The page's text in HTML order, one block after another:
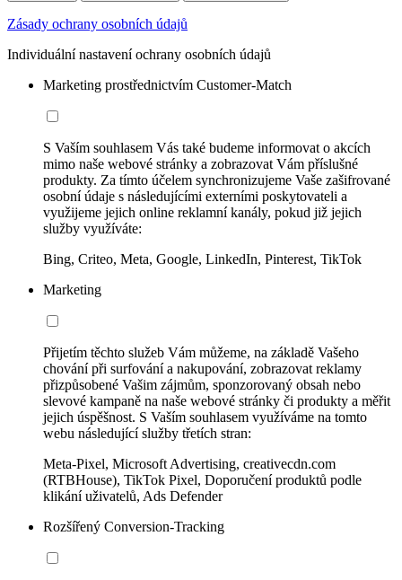
Zásady ochrany osobních údajů
Individuální nastavení ochrany osobních údajů
Marketing prostřednictvím Customer-Match
S Vaším souhlasem Vás také budeme informovat o akcích
mimo naše webové stránky a zobrazovat Vám příslušné
produkty. Za tímto účelem synchronizujeme Vaše zašifrované
osobní údaje s následujícími externími poskytovateli a
využijeme jejich online reklamní kanály, pokud již jejich
služby využíváte:
Bing, Criteo, Meta, Google, LinkedIn, Pinterest, TikTok
Marketing
Přijetím těchto služeb Vám můžeme, na základě Vašeho
chování při surfování a nakupování, zobrazovat reklamy
přizpůsobené Vašim zájmům, sponzorovaný obsah nebo
slevové kampaně na naše webové stránky či produkty a měřit
jejich úspěšnost. S Vaším souhlasem využíváme na tomto
webu následující služby třetích stran:
Meta-Pixel, Microsoft Advertising, creativecdn.com
(RTBHouse), TikTok Pixel, Doporučení produktů podle
klikání uživatelů, Ads Defender
Rozšířený Conversion-Tracking